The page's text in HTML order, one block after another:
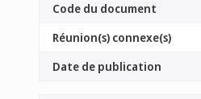
Code du document
Réunion(s) connexe(s)
Date de publication